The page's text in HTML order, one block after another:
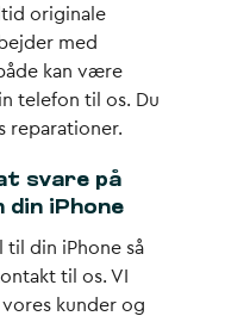
originale
med
kan være
telefon til os. Du
reparationer.
svare på
din iPhone
til din iPhone så
til os. VI
kunder og